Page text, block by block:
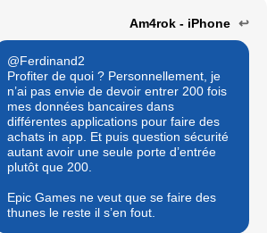
Am4rok - iPhone ↩
@Ferdinand2
Profiter de quoi ? Personnellement, je
n’ai pas envie de devoir entrer 200 fois
mes données bancaires dans
différentes applications pour faire des
achats in app. Et puis question sécurité
autant avoir une seule porte d’entrée
plutôt que 200.
Epic Games ne veut que se faire des
thunes le reste il s’en fout.